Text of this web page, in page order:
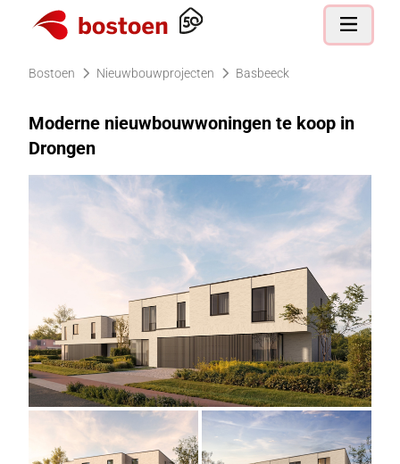
Ga naar de homepagina
Open
Bostoen Nieuwbouwprojecten Basbeeck
Moderne nieuwbouwwoningen te koop in
Drongen